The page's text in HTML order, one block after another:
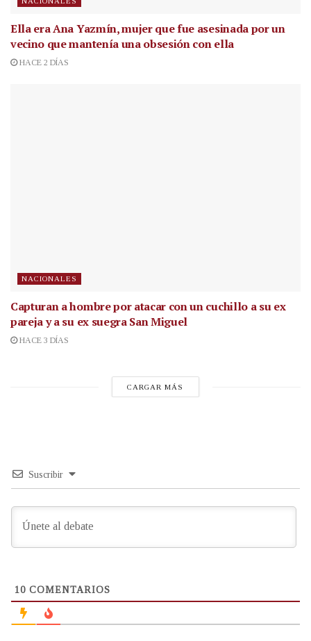
Ella era Ana Yazmín, mujer que fue asesinada por un
vecino que mantenía una obsesión con ella
HACE 2 DÍAS
NACIONALES
Capturan a hombre por atacar con un cuchillo a su ex
pareja y a su ex suegra San Miguel
HACE 3 DÍAS
CARGAR MÁS
Suscribir
10 COMENTARIOS